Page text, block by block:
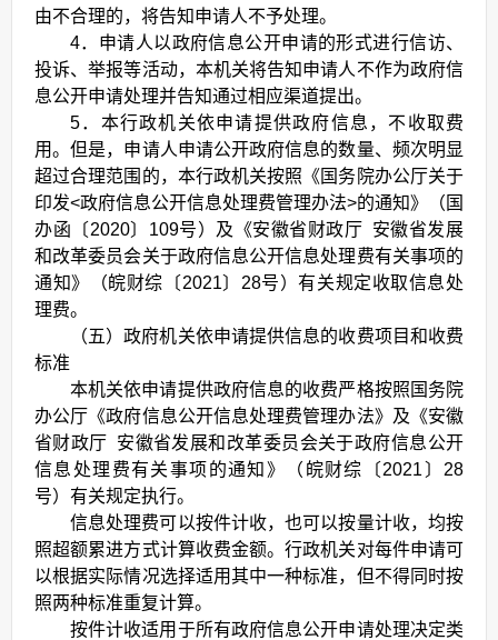
由不合理的，将告知申请人不予处理。
4．申请人以政府信息公开申请的形式进行信访、
投诉、举报等活动，本机关将告知申请人不作为政府信
息公开申请处理并告知通过相应渠道提出。
5．本行政机关依申请提供政府信息，不收取费
用。但是，申请人申请公开政府信息的数量、频次明显
超过合理范围的，本行政机关按照《国务院办公厅关于
印发<政府信息公开信息处理费管理办法>的通知》（国
办函〔2020〕109号）及《安徽省财政厅 安徽省发展
和改革委员会关于政府信息公开信息处理费有关事项的
通知》（皖财综〔2021〕28号）有关规定收取信息处
理费。
（五）政府机关依申请提供信息的收费项目和收费
标准
本机关依申请提供政府信息的收费严格按照国务院
办公厅《政府信息公开信息处理费管理办法》及《安徽
省财政厅 安徽省发展和改革委员会关于政府信息公开
信息处理费有关事项的通知》（皖财综〔2021〕28
号）有关规定执行。
信息处理费可以按件计收，也可以按量计收，均按
照超额累进方式计算收费金额。行政机关对每件申请可
以根据实际情况选择适用其中一种标准，但不得同时按
照两种标准重复计算。
按件计收适用于所有政府信息公开申请处理决定类